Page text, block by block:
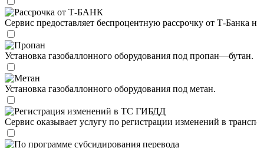
Рассрочка от Т-БАНК
Сервис предоставляет беспроцентную рассрочку от Т-
Пропан
Установка газобаллонного оборудования под пропан—бутан.
Метан
Установка газобаллонного оборудования под метан.
Регистрация изменений в ТС ГИБДД
Сервис оказывает услугу по регистрации изменений в
По программе субсидирования перевода